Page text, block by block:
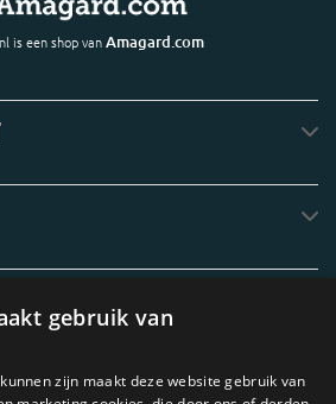
is een shop vanAmagard.com
gebruik van
zijn maakt deze website gebruik van